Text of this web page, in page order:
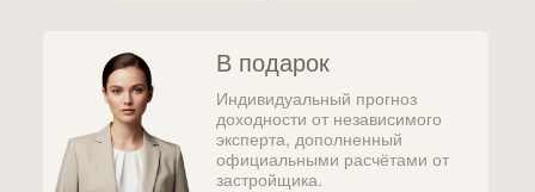
Индивидуальный прогноз
доходности от независимого
эксперта, дополненный
официальными расчётами от
застройщика.
В подарок